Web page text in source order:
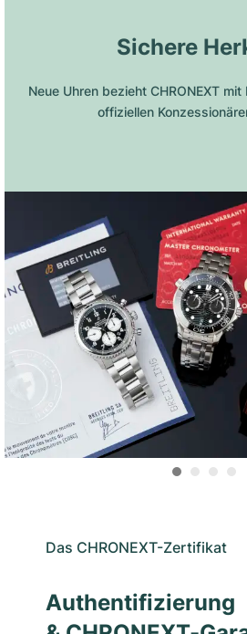
Sichere
Neue Uhren bezieht CHRONEXT
offiziellen
Das CHRONEXT-Zertifikat
Authentifizierung